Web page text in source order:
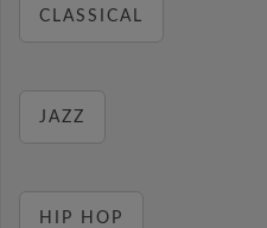
CLASSICAL
JAZZ
HIP HOP